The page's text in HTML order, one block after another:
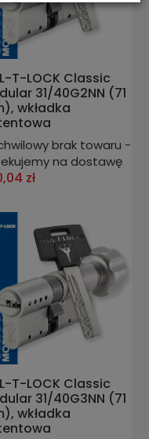
T-LOCK Classic
31/40G2NN (71
wkładka
brak towaru -
na dostawę
zł
T-LOCK Classic
31/40G3NN (71
wkładka